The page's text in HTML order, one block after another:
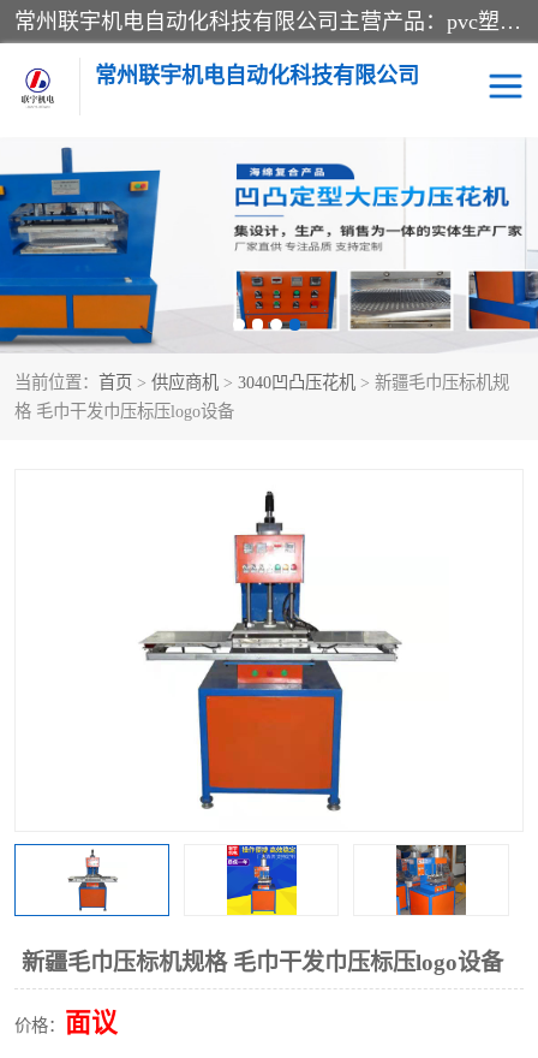
常州联宇机电自动化科技有限公司主营产品：pvc塑料焊机、高频热合机、软膜天花压边机、服装布料凹凸压花机、布料3d压印设备、服装植胶设备、超声波布料花边机、无纺布热合机、全自动压花机。
常州联宇机电自动化科技有限公司
当前位置： 首页 > 供应商机 > 3040凹凸压花机 > 新疆毛巾压标机规
格 毛巾干发巾压标压logo设备
新疆毛巾压标机规格 毛巾干发巾压标压logo设备
价格： 面议
压花定型机以及压花模具 超声波热合机
超声波花边机
超声波复合压花机 凹凸压花机压标机
3040凹凸压花机 双头服装凹凸压花机
海绵产品成型机